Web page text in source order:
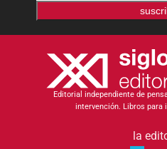
Editorial independiente de
intervención. Libros para
la